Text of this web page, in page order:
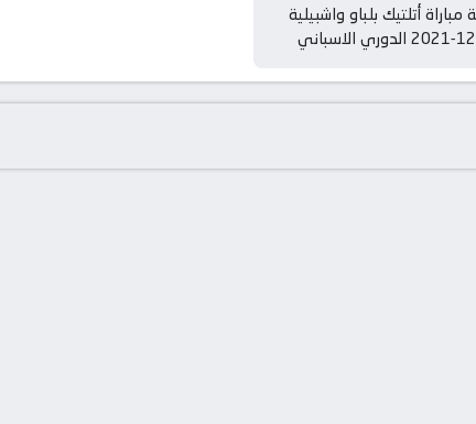
مباراة أتلتيك بلباو واشبيلية